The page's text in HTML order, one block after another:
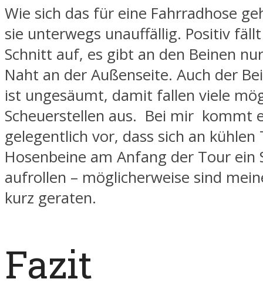
Wie sich das für eine Fahrradhose
sie unterwegs unauffällig. Positiv
Schnitt auf, es gibt an den Beinen
Naht an der Außenseite. Auch der
ist ungesäumt, damit fallen viele
Scheuerstellen aus. Bei mir kommt
gelegentlich vor, dass sich an kühlen
Hosenbeine am Anfang der Tour ein
aufrollen – möglicherweise sind
kurz geraten.
Fazit